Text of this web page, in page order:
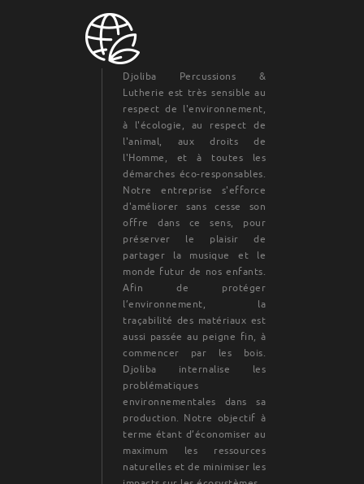
Djoliba Percussions &
Lutherie est très sensible au
respect de l'environnement,
à l'écologie, au respect de
l'animal, aux droits de
l'Homme, et à toutes les
démarches éco-responsables.
Notre entreprise s'efforce
d'améliorer sans cesse son
offre dans ce sens, pour
préserver le plaisir de
partager la musique et le
monde futur de nos enfants.
Afin de protéger
l’environnement, la
traçabilité des matériaux est
aussi passée au peigne fin, à
commencer par les bois.
Djoliba internalise les
problématiques
environnementales dans sa
production. Notre objectif à
terme étant d’économiser au
maximum les ressources
naturelles et de minimiser les